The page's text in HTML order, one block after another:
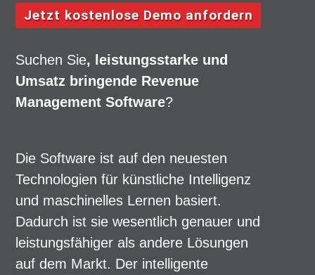
Jetzt kostenlose Demo anfordern
Suchen Sie, leistungsstarke und
Umsatz bringende Revenue
Management Software?
Die Software ist auf den neuesten
Technologien für künstliche Intelligenz
und maschinelles Lernen basiert.
Dadurch ist sie wesentlich genauer und
leistungsfähiger als andere Lösungen
auf dem Markt. Der intelligente